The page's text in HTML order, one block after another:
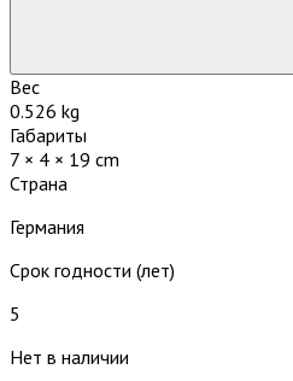
Вес
0.526 kg
Габариты
7 × 4 × 19 cm
Страна
Германия
Срок годности (лет)
5
Нет в наличии